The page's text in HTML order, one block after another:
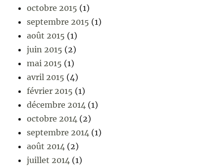
octobre 2015 (1)
septembre 2015 (1)
août 2015 (1)
juin 2015 (2)
mai 2015 (1)
avril 2015 (4)
février 2015 (1)
décembre 2014 (1)
octobre 2014 (2)
septembre 2014 (1)
août 2014 (2)
juillet 2014 (1)